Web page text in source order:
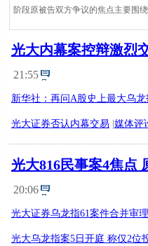
阶段原被告双方争议的焦点主要围
光大内幕案控辩激烈
21:55
新华社：再问A股史上最大乌
光大证券否认内幕交易 媒体评
光大816民事案4焦点
20:06
光大证券乌龙指61案件合并审理
光大乌龙指案5日开庭 称仅2位